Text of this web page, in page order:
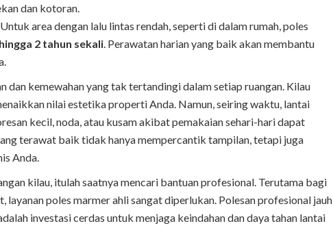
dan kotoran.
Untuk area dengan lalu lintas rendah, seperti di dalam rumah, poles
2 tahun sekali . Perawatan harian yang baik akan membantu
dan kemewahan yang tak tertandingi dalam setiap ruangan. Kilau
nilai estetika properti Anda. Namun, seiring waktu, lantai
kecil, noda, atau kusam akibat pemakaian sehari-hari dapat
terawat baik tidak hanya mempercantik tampilan, tetapi juga
Anda.
kilau, itulah saatnya mencari bantuan profesional. Terutama bagi
layanan poles marmer ahli sangat diperlukan. Polesan profesional jauh
investasi cerdas untuk menjaga keindahan dan daya tahan lantai